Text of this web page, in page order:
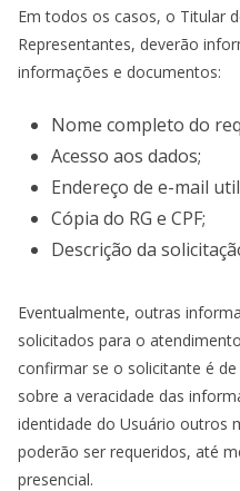
Em todos os casos, o Titular
Representantes, deverão
informações e documentos:
Nome completo do
Acesso aos dados;
Endereço de e-mail
Cópia do RG e CPF;
Descrição da
Eventualmente, outras
solicitados para o
confirmar se o solicitante é
sobre a veracidade das
identidade do Usuário outros
poderão ser requeridos, até
presencial.